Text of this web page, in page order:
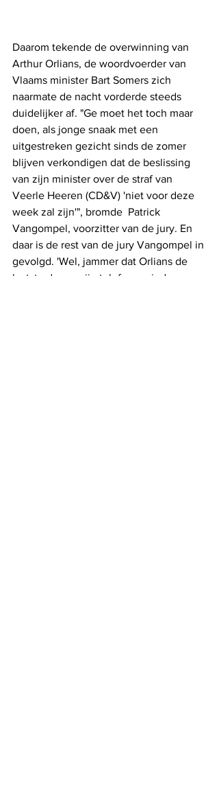
Daarom tekende de overwinning van
Arthur Orlians, de woordvoerder van
Vlaams minister Bart Somers zich
naarmate de nacht vorderde steeds
duidelijker af. "Ge moet het toch maar
doen, als jonge snaak met een
uitgestreken gezicht sinds de zomer
blijven verkondigen dat de beslissing
van zijn minister over de straf van
Veerle Heeren (CD&V) 'niet voor deze
week zal zijn'", bromde  Patrick
Vangompel, voorzitter van de jury. En
daar is de rest van de jury Vangompel in
gevolgd. 'Wel, jammer dat Orlians de
laatste dagen zijn telefoon minder